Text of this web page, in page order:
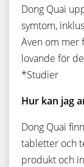
Dong Quai
symtom,
Även om mer
lovande för
*Studier
Hur kan jag
Dong Quai
tabletter och
produkt och